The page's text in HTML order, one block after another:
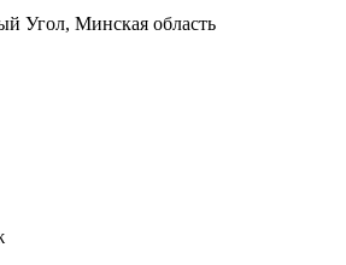
Угол, Минская область